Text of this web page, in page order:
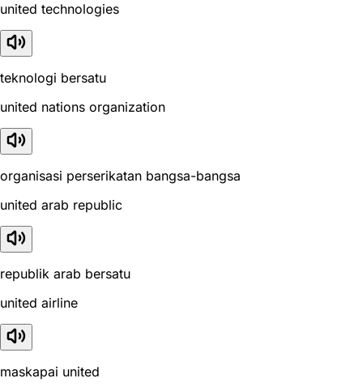
united technologies
teknologi bersatu
united nations organization
organisasi perserikatan bangsa-bangsa
united arab republic
republik arab bersatu
united airline
maskapai united